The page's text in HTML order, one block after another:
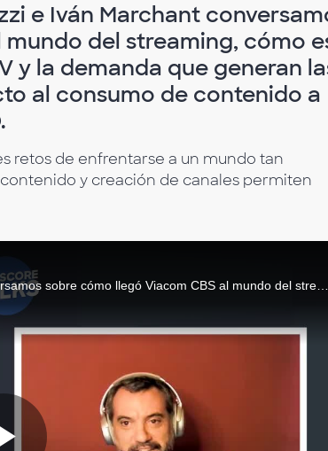
e Iván Marchant
del streaming, cómo
y la demanda que generan
al consumo de contenido a
retos de enfrentarse a un mundo tan
y creación de canales permiten
Acompañados de Felipe Cortelezzi e Iván Marchant conversamos sobre cómo llegó Viacom CBS al mundo del streaming, cómo es el modelo de negocio de Pluto TV y la demanda que generan las nuevas generaciones...